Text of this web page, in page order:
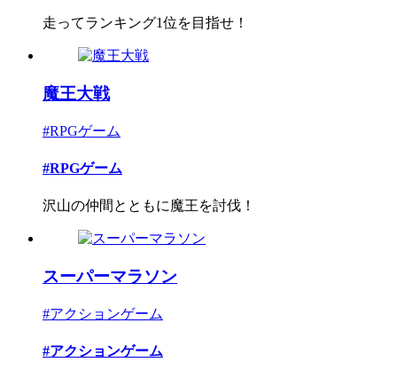
走ってランキング1位を目指せ！
魔王大戦
#RPGゲーム
#RPGゲーム
沢山の仲間とともに魔王を討伐！
スーパーマラソン
#アクションゲーム
#アクションゲーム